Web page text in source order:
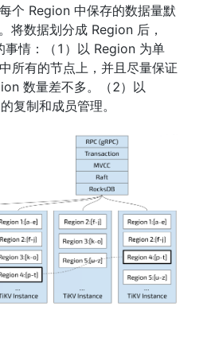
个 Region 中保存的数据量默
将数据划分成 Region 后，
事情：（1）以 Region 为单
所有的节点上，并且尽量保证
数量差不多。（2）以
复制和成员管理。